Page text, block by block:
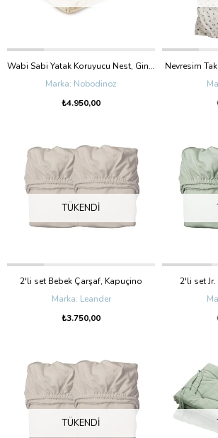
Wabi Sabi Yatak Koruyucu Nest, Ginger
Nobodinoz
₺4.950,00
Nevresim
TÜKENDI
2'li set Bebek Çarşaf, Kapuçino
Leander
₺3.750,00
2'li set Jr.
TÜKENDI